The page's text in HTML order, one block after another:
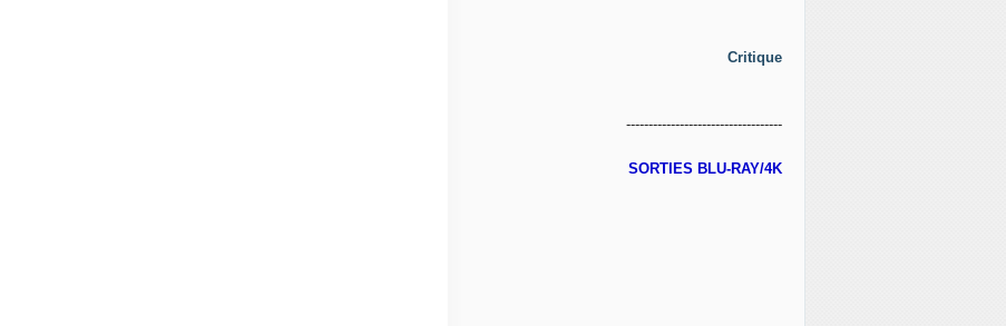
Critique
-----------------------------------
SORTIES BLU-RAY/4K